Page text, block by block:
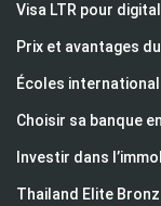
Visa LTR pour
Prix et avantages
Écoles
Choisir sa banque
Investir dans
Thailand Elite